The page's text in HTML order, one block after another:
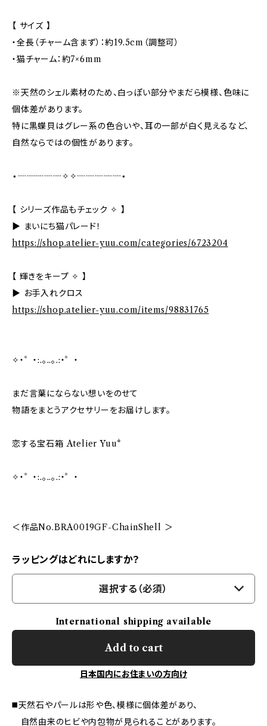
【 サイズ 】
・全長（チャーム含まず）：約19.5cm（調整可）
・猫チャーム：約7×6mm
※天然のシェル素材のため、白っぽい部分やまだら模様、色味に
個体差があります。
特に黒蝶貝はグレー系の色合いや、耳の一部が白く見えるなど、
自然ならではの個性があります。
⋆┈┈┈┈┈✧✧┈┈┈┈┈⋆
【 シリーズ作品もチェック ✧ 】
▶ まいにち猫パレード！
https://shop.atelier-yuu.com/categories/6723204
【 輝きをキープ ✧ 】
▶ お手入れクロス
https://shop.atelier-yuu.com/items/98831765
✧・゜・:.。..。.:・゜・
まだ言葉にならない想いをのせて
物語をまとうアクセサリーをお届けします。
恋する宝石箱 Atelier Yuu*
✧・゜・:.。..。.:・゜・
＜作品No.BRA0019GF-ChainShell ＞
ラッピングはどれにしますか？
選択する（必須）
International shipping available
Add to cart
日本国内にお住まいの方向け
◼️天然石やパールは形や色、模様に個体差があり、
自然由来のヒビや内包物が見られることがあります。